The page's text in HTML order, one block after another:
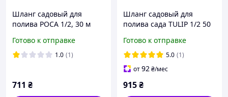
Шланг садовый для
полива РОСА 1/2, 30 м
СИЛА
Готово к отправке
1.0 (1)
711 ₴
Шланг садовый для
полива сада TULIP 1/2 50
х слойный
Готово к отправке
5.0 (1)
от92₴/мес
915₴